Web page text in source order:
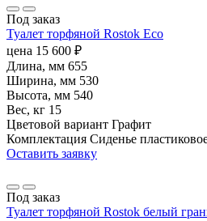
Под заказ
Туалет торфяной Rostok Eco
цена 15 600 ₽
Длина, мм 655
Ширина, мм 530
Высота, мм 540
Вес, кг 15
Цветовой вариант Графит
Комплектация Сиденье
Оставить заявку
Под заказ
Туалет торфяной Rostok белый